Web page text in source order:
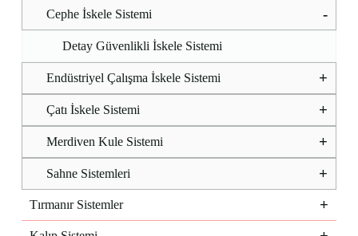
Cephe İskele Sistemi
Detay Güvenlikli İskele Sistemi
Endüstriyel Çalışma İskele Sistemi
Çatı İskele Sistemi
Merdiven Kule Sistemi
Sahne Sistemleri
Tırmanır Sistemler